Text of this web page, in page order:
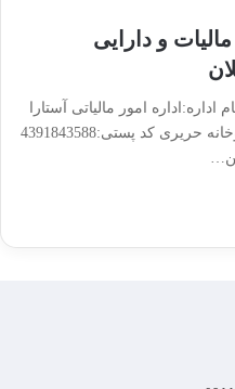
و دارایی
امور مالیاتی آستارا
نشانی:خیابان حکیم نظامی، جنب داروخانه حریری کد پستی:4391843588